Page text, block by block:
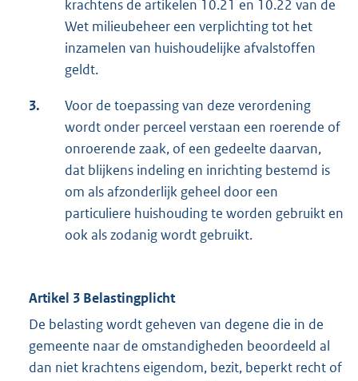
krachtens de artikelen 10.21 en 10.22 van de
Wet milieubeheer een verplichting tot het
inzamelen van huishoudelijke afvalstoffen
geldt.
3.
Voor de toepassing van deze verordening
wordt onder perceel verstaan een roerende of
onroerende zaak, of een gedeelte daarvan,
dat blijkens indeling en inrichting bestemd is
om als afzonderlijk geheel door een
particuliere huishouding te worden gebruikt en
ook als zodanig wordt gebruikt.
Artikel 3 Belastingplicht
De belasting wordt geheven van degene die in de
gemeente naar de omstandigheden beoordeeld al
dan niet krachtens eigendom, bezit, beperkt recht of